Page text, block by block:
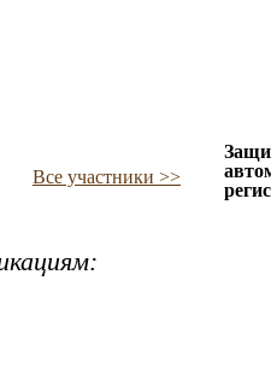
Все участники >>